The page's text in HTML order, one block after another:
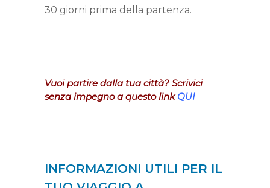
30 giorni prima della partenza.
Vuoi partire dalla tua città? Scrivici
senza impegno a questo linkQUI
INFORMAZIONI UTILI PER IL